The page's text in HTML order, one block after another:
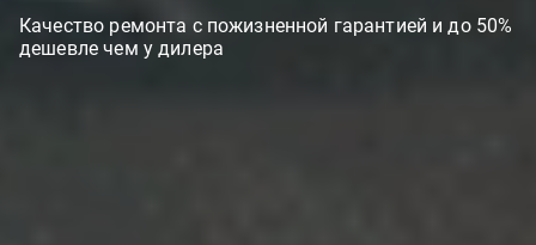
Качество ремонта с пожизненной гарантией и до 50%
дешевле чем у дилера